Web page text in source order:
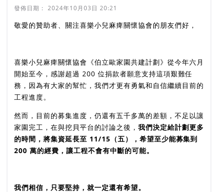
發佈日期： 2024年10月03日 20:21
敬愛的贊助者、關注喜樂小兒麻痺關懷協會的朋友們好，
喜樂小兒麻痺關懷協會《伯立歐家園共建計劃》從今年六月
開始至今，感謝超過 200 位捐款者願意支持這項艱難任
務，因為有大家的幫忙，我們才更有勇氣和自信繼續目前的
工程進度。
然而，目前的募集進度，仍還有五千多萬的差額，不足以讓
家園完工，在與挖貝平台的討論之後， 我們決定給計劃更多
的時間，將集資延長至 11/15（五），希望至少能募集到
200 萬的經費，讓工程不會有中斷的可能。
我們相信，只要堅持，就一定還有希望。